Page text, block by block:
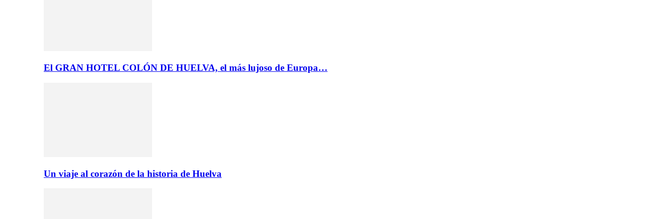
El GRAN HOTEL COLÓN DE HUELVA, el más lujoso de Europa…
Un viaje al corazón de la historia de Huelva